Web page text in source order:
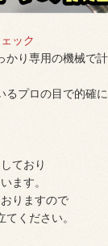
ック
かり専用の機械で計
るプロの目で的確に
ており
ます。
りますので
ください。